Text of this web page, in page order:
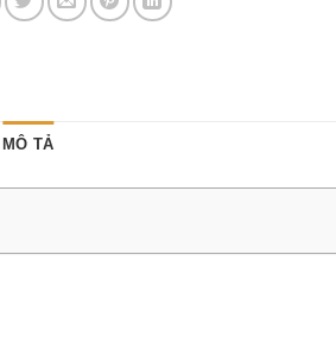
MÔ TẢ